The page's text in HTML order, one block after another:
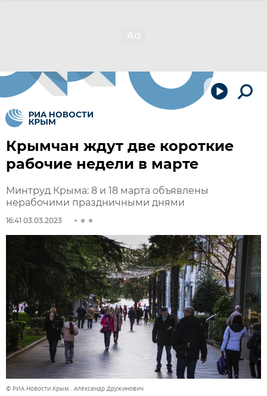
Крымчан ждут две короткие
рабочие недели в марте
Минтруд Крыма: 8 и 18 марта объявлены
нерабочими праздничными днями
16:41 03.03.2023
© РИА Новости Крым . Александр Дружинович